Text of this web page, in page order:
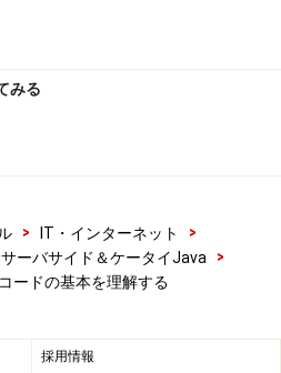
みる
> IT・インターネット
>
サーバサイド＆ケータイJava
>
ードの基本を理解する
採用情報